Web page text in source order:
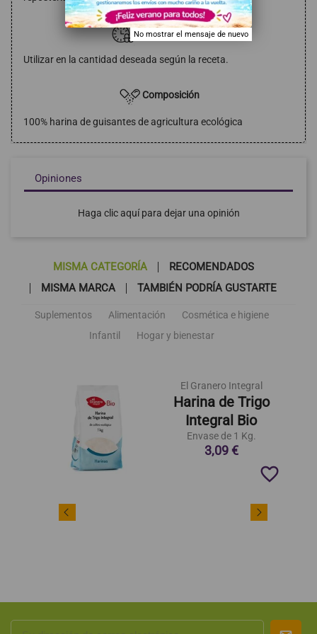
Modo de empleo
Utilizar en la cantidad deseada según la receta.
Composición
100% harina de guisantes de agricultura ecológica
Opiniones
Haga clic aquí para dejar una opinión
MISMA CATEGORÍA
RECOMENDADOS
MISMA MARCA
TAMBIÉN PODRÍA GUSTARTE
Suplementos Alimentación
Cosmética e higiene
Infantil
Hogar y bienestar
El Granero Integral
Harina de Trigo
Integral Bio
Envase de 1 Kg.
3,09 €
favorite_border
No mostrar el mensaje de nuevo